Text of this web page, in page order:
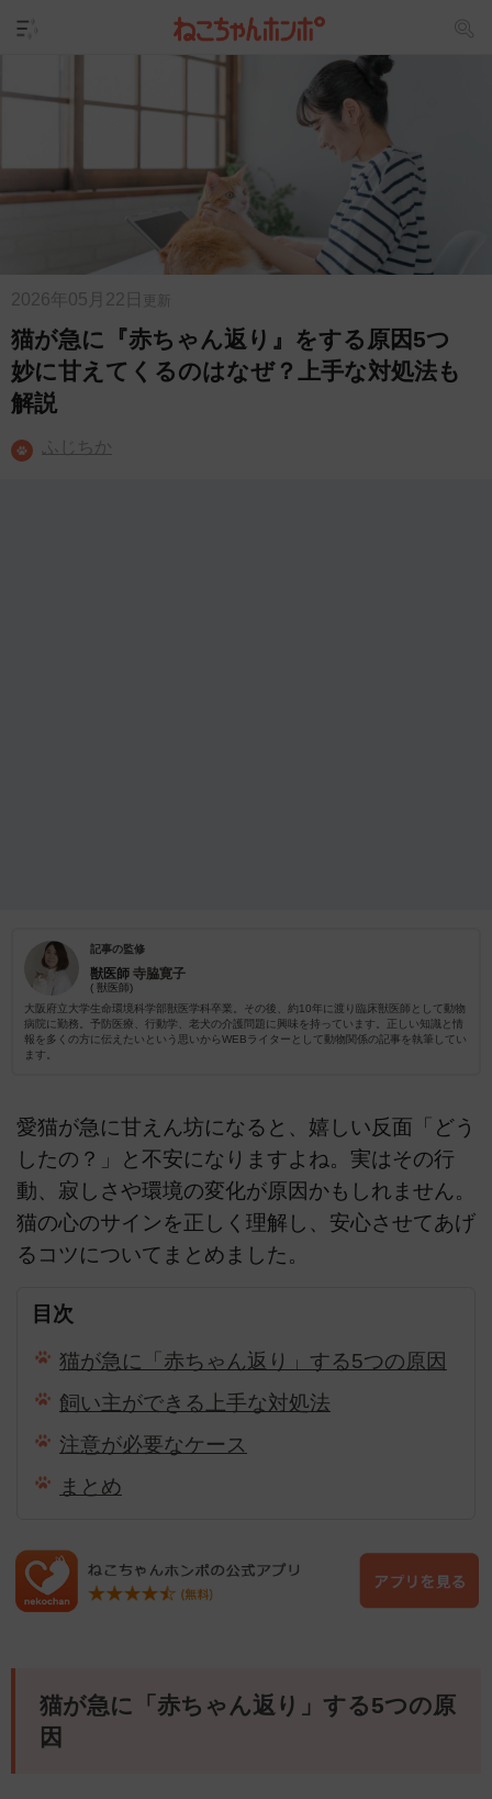
2026年05月22日 更新
猫が急に『赤ちゃん返り』をする原因5つ
妙に甘えてくるのはなぜ？上手な対処法も
解説
ふじちか
記事の監修
獣医師 寺脇寛子
( 獣医師)
大阪府立大学生命環境科学部獣医学科卒業。その後、約10年に渡り臨床獣医師として動物
病院に勤務。予防医療、行動学、老犬の介護問題に興味を持っています。正しい知識と情
報を多くの方に伝えたいという思いからWEBライターとして動物関係の記事を執筆してい
ます。
愛猫が急に甘えん坊になると、嬉しい反面「どう
したの？」と不安になりますよね。実はその行
動、寂しさや環境の変化が原因かもしれません。
猫の心のサインを正しく理解し、安心させてあげ
るコツについてまとめました。
目次
猫が急に「赤ちゃん返り」する5つの原因
飼い主ができる上手な対処法
注意が必要なケース
まとめ
猫が急に「赤ちゃん返り」する5つの原
因